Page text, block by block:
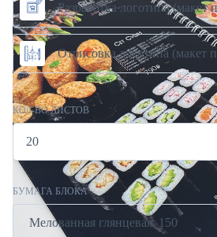
Разработка логотипа (макет
Отрисовка логотипа (макет
КОЛ-ВО ЛИСТОВ
БУМАГА БЛОКА